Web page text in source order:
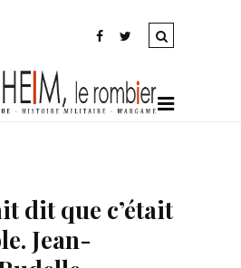
dit que c’était
Jean-